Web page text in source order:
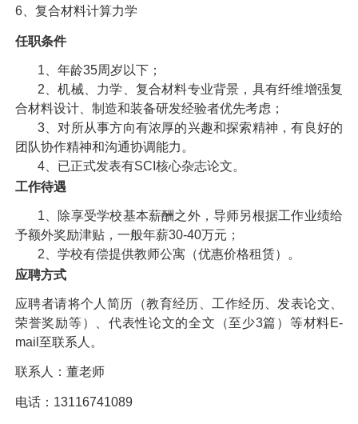
6、复合材料计算力学
任职条件
1 、年龄35周岁以下；
2 、机械、力学、复合材料专业背景，具有纤维增强复
合材料设计、制造和装备研发经验者优先考虑；
3、对所从事方向有浓厚的兴趣和探索精神，有良好的
团队协作精神和沟通协调能力。
4、已正式发表有SCI 核心杂志论文。
工作待遇
1 、除享受学校基本薪酬之外，导师另根据工作业绩给
予额外奖励津贴，一般年薪30-40万元；
2 、学校有偿提供教师公寓（优惠价格租赁）。
应聘方式
应聘者请将个人简历（教育经历、工作经历、发表论文、
荣誉奖励等）、代表性论文的全文（至少3篇）等材料E-
mail 至联系人。
联系人：董老师
电话： 13116741089